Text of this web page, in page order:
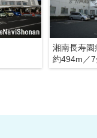
湘南長寿園
約494m／